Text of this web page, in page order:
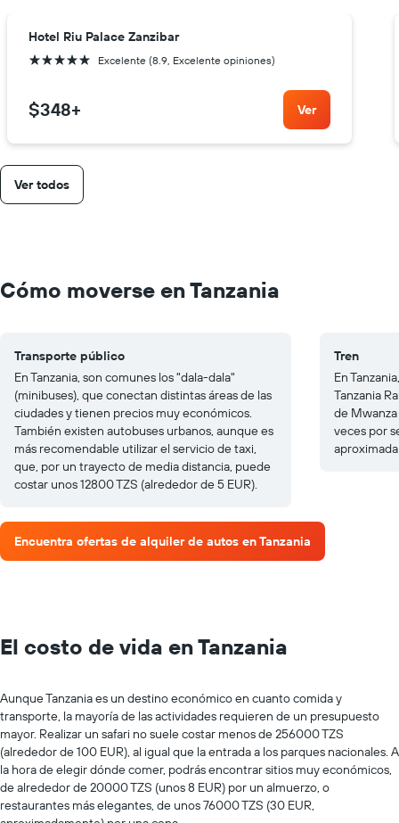
Hotel Riu Palace Zanzibar
5 estrellas Excelente (8.9, Excelente opiniones)
$348+ Ver
Ver todos
Cómo moverse en Tanzania
Transporte público
En Tanzania, son comunes los "dala-dala"
(minibuses), que conectan distintas áreas de las
ciudades y tienen precios muy económicos.
También existen autobuses urbanos, aunque es
más recomendable utilizar el servicio de taxi,
que, por un trayecto de media distancia, puede
costar unos 12800 TZS (alrededor de 5 EUR).
Tren
En
Tanzania
de
veces por
Encuentra ofertas de alquiler de autos en Tanzania
El costo de vida en Tanzania
Aunque Tanzania es un destino económico en cuanto comida y
transporte, la mayoría de las actividades requieren de un presupuesto
mayor. Realizar un safari no suele costar menos de 256000 TZS
(alrededor de 100 EUR), al igual que la entrada a los parques nacionales. A
la hora de elegir dónde comer, podrás encontrar sitios muy económicos,
de alrededor de 20000 TZS (unos 8 EUR) por un almuerzo, o
restaurantes más elegantes, de unos 76000 TZS (30 EUR,